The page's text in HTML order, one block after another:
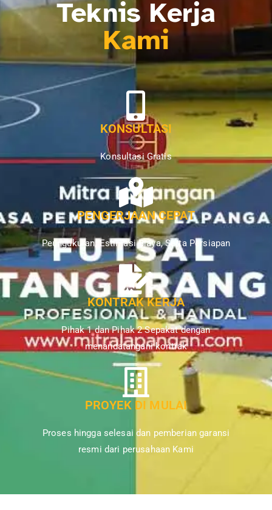
Teknis Kerja
Kami
KONSULTASI
Konsultasi Gratis
PENGERJAAN CEPAT
Peungukuran, Estimasi Biaya, Serta Persiapan
KONTRAK KERJA
Pihak 1 dan Pihak 2 Sepakat dengan
menandatangani kontrak
PROYEK DI MULAI
Proses hingga selesai dan pemberian garansi
resmi dari perusahaan Kami